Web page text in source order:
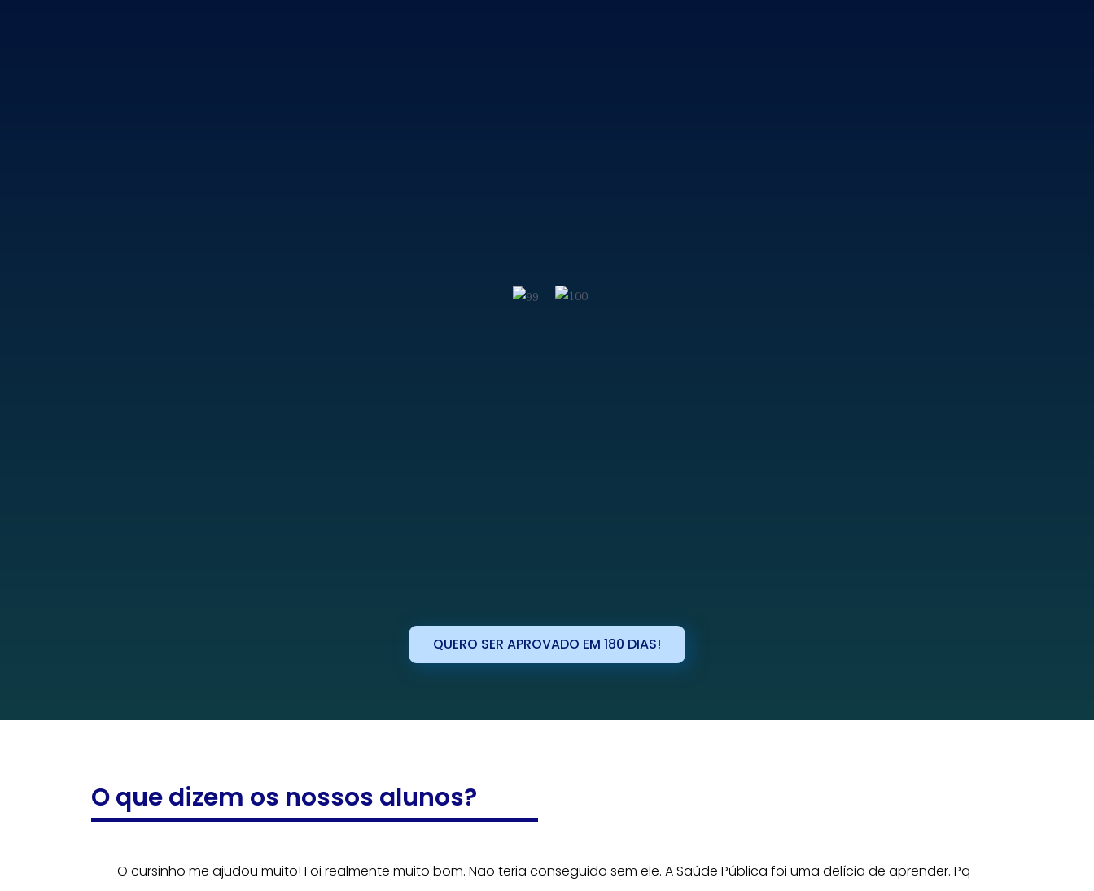
QUERO SER APROVADO EM 180 DIAS!
O que dizem os nossos alunos?
O cursinho me ajudou muito! Foi realmente muito bom. Não teria conseguido sem ele. A Saúde Pública foi uma delícia de aprender. Pq